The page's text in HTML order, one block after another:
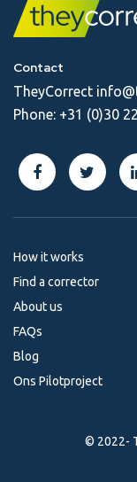
Contact
TheyCorrect
Phone: +31 (0)30
How it works
Find a corrector
About us
FAQs
Blog
Ons Pilotproject
© 2022-